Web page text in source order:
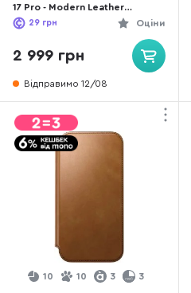
17 Pro - Modern Leather
Horween Black (NM014308858)
Оціни
29 грн
2 999 грн
Відправимо 12/08
10 10 3 3